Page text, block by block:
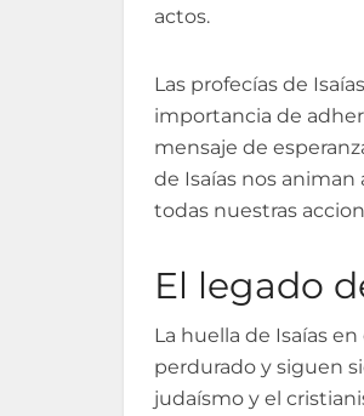
actos.
Las profecías de
importancia de
mensaje de
de Isaías nos
todas nuestras
El legado
La huella de Isaías
perdurado y siguen
judaísmo y el